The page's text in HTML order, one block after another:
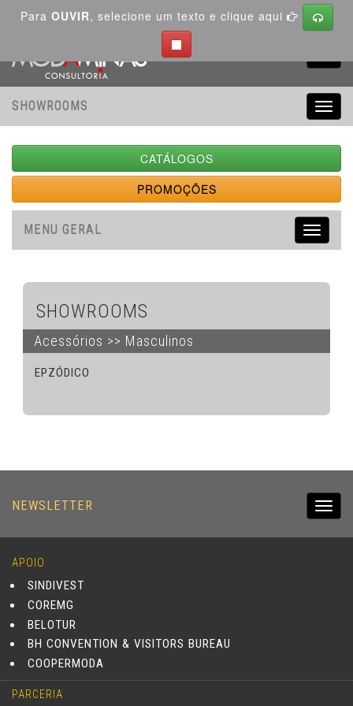
Para OUVIR, selecione um texto e clique aqui
SHOWROOMS
CATÁLOGOS
PROMOÇÕES
Toggle
MENU GERAL
SHOWROOMS
Acessórios >> Masculinos
EPZÓDICO
NEWSLETTER
APOIO
SINDIVEST
COREMG
BELOTUR
BH CONVENTION & VISITORS BUREAU
COOPERMODA
PARCERIA